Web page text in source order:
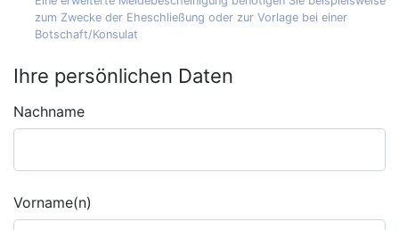
zum Zwecke der Eheschließung oder zur Vorlage bei einer
Botschaft/Konsulat
Ihre persönlichen Daten
Nachname
Vorname(n)